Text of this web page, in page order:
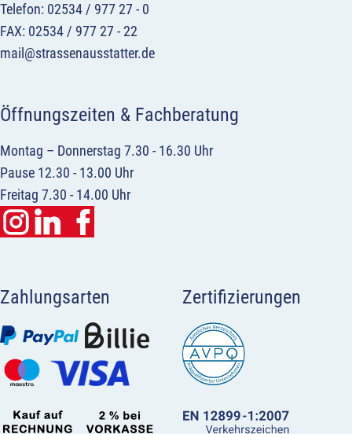
Telefon: 02534 / 977 27 - 0
FAX: 02534 / 977 27 - 22
mail@strassenausstatter.de
Öffnungszeiten & Fachberatung
Montag – Donnerstag 7.30 - 16.30 Uhr
Pause 12.30 - 13.00 Uhr
Freitag 7.30 - 14.00 Uhr
Zahlungsarten Zertifizierungen